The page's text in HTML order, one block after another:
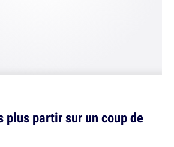
plus partir sur un coup de